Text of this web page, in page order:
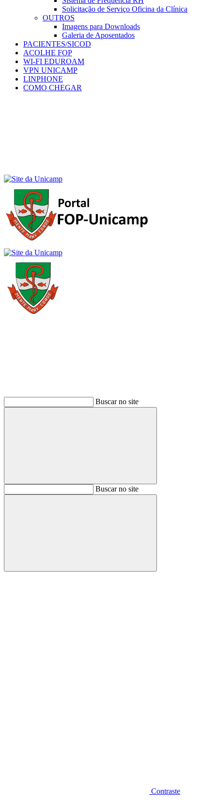
Solicitação de Serviço Oficina da Clínica
OUTROS
Imagens para Downloads
Galeria de Aposentados
PACIENTES/SICOD
ACOLHE FOP
WI-FI EDUROAM
VPN UNICAMP
LINPHONE
COMO CHEGAR
Buscar no site
BuscarBuscar no site
Buscar
Contraste